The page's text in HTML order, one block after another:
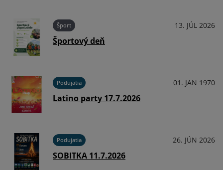
Šport 13. JÚL 2026
Športový deň
Podujatia 01. JAN 1970
Latino party 17.7.2026
Podujatia 26. JÚN 2026
SOBITKA 11.7.2026